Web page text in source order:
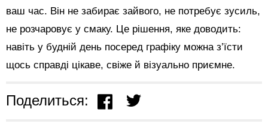
ваш час. Він не забирає зайвого, не потребує зусиль,
не розчаровує у смаку. Це рішення, яке доводить:
навіть у будній день посеред графіку можна з’їсти
щось справді цікаве, свіже й візуально приємне.
Поделиться: